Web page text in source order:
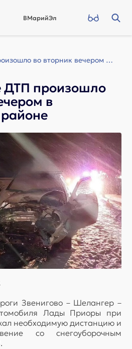
ВМарийЭл
Смертельное ДТП произошло во вторник вечером в Моркинском районе
ДТП произошло
в
Звенигово – Шелангер –
Лады Приоры при
необходимую дистанцию и
со снегоуборочным